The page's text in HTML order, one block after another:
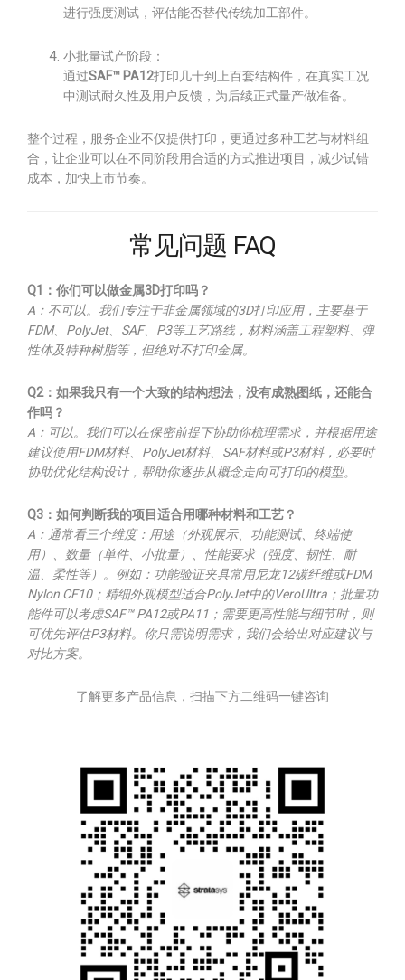
进行强度测试，评估能否替代传统加工部件。
小批量试产阶段：
通过SAF™ PA12打印几十到上百套结构件，在真实工况
中测试耐久性及用户反馈，为后续正式量产做准备。
整个过程，服务企业不仅提供打印，更通过多种工艺与材料组
合，让企业可以在不同阶段用合适的方式推进项目，减少试错
成本，加快上市节奏。
常见问题 FAQ
Q1：你们可以做金属3D打印吗？
A：不可以。我们专注于非金属领域的3D打印应用，主要基于
FDM、PolyJet、SAF、P3等工艺路线，材料涵盖工程塑料、弹
性体及特种树脂等，但绝对不打印金属。
Q2：如果我只有一个大致的结构想法，没有成熟图纸，还能合
作吗？
A：可以。我们可以在保密前提下协助你梳理需求，并根据用途
建议使用FDM材料、PolyJet材料、SAF材料或P3材料，必要时
协助优化结构设计，帮助你逐步从概念走向可打印的模型。
Q3：如何判断我的项目适合用哪种材料和工艺？
A：通常看三个维度：用途（外观展示、功能测试、终端使
用）、数量（单件、小批量）、性能要求（强度、韧性、耐
温、柔性等）。例如：功能验证夹具常用尼龙12碳纤维或FDM
Nylon CF10；精细外观模型适合PolyJet中的VeroUltra；批量功
能件可以考虑SAF™ PA12或PA11；需要更高性能与细节时，则
可优先评估P3材料。你只需说明需求，我们会给出对应建议与
对比方案。
了解更多产品信息，扫描下方二维码一键咨询